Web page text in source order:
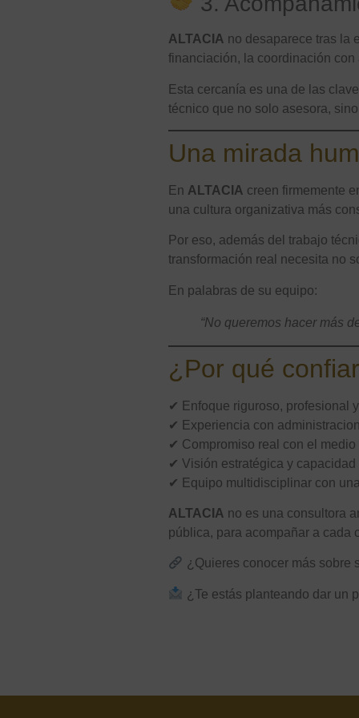
ALTACIA no desaparece tras la
financiación, la coordinación
Esta cercanía es una de las
técnico que no solo asesora,
Una mirada
En ALTACIA creen firmemente
una cultura organizativa más
Por eso, además del trabajo
transformación real necesita no
En palabras de su equipo:
“No queremos hacer más
¿Por qué
✔ Enfoque riguroso, profesional
✔ Experiencia con
✔ Compromiso real con el medio
✔ Visión estratégica y
✔ Equipo multidisciplinar con
ALTACIA no es una consultora
pública, para acompañar a cada
¿Quieres conocer más sobre
¿Te estás planteando dar un